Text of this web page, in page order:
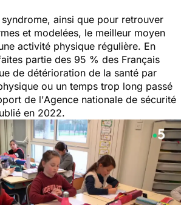
ainsi que pour retrouver
et modelées, le meilleur moyen
activité physique régulière. En
partie des 95 % des Français
de détérioration de la santé par
ou un temps trop long passé
de l'Agence nationale de sécurité
en 2022.